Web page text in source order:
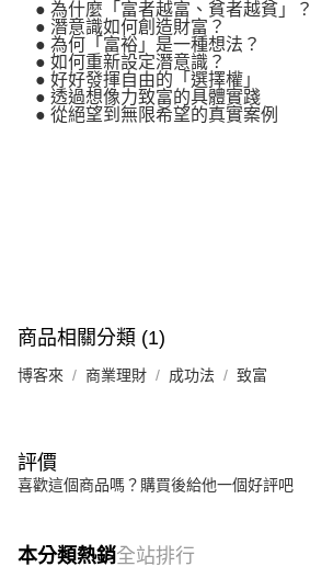
● 為什麼「富者越富、貧者越貧」？
● 潛意識如何創造財富？
● 為何「富裕」是一種想法？
● 如何重新設定潛意識？
● 好好發揮自由的「選擇權」
● 透過想像力致富的具體實踐
● 從絕望到無限希望的真實案例
商品相關分類 (1)
博客來 商業理財 成功法 致富
評價
喜歡這個商品嗎？購買後給他一個好評吧
本分類熱銷全站排行